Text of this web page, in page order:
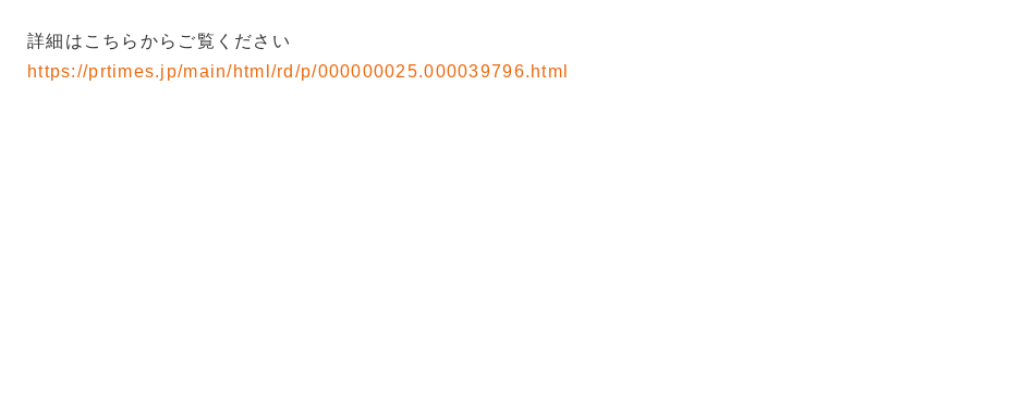
詳細はこちらからご覧ください
https://prtimes.jp/main/html/rd/p/000000025.000039796.html